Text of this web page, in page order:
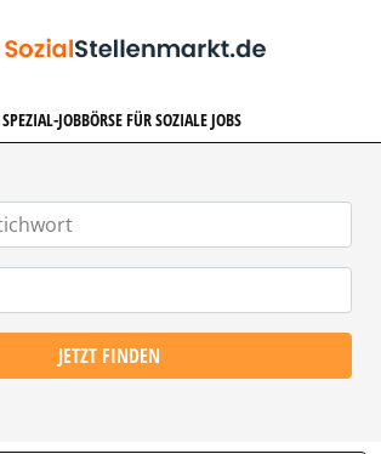
JOBBÖRSE FÜR SOZIALE JOBS
JETZT FINDEN